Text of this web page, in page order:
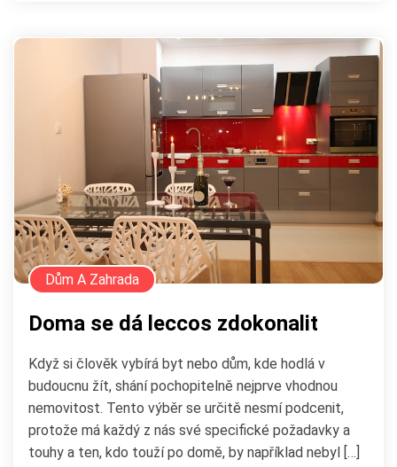
Dům A Zahrada
Doma se dá leccos zdokonalit
Když si člověk vybírá byt nebo dům, kde hodlá v
budoucnu žít, shání pochopitelně nejprve vhodnou
nemovitost. Tento výběr se určitě nesmí podcenit,
protože má každý z nás své specifické požadavky a
touhy a ten, kdo touží po domě, by například nebyl […]